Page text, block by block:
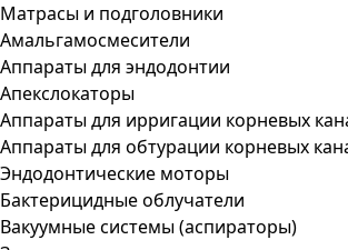
Матрасы и подголовники
Амальгамосмесители
Аппараты для эндодонтии
Апекслокаторы
Аппараты для ирригации корневых
Аппараты для обтурации корневых
Эндодонтические моторы
Бактерицидные облучатели
Вакуумные системы (аспираторы)